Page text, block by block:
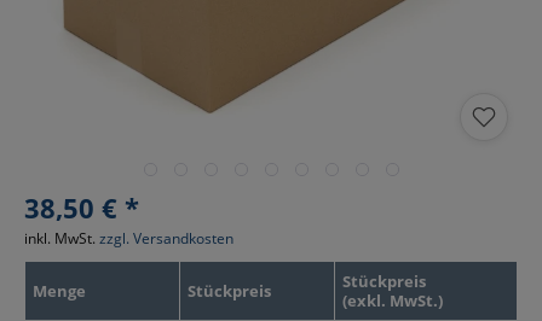
38,50 € *
Menge Stückpreis
Stückpreis
(exkl. MwSt.)
inkl. MwSt. zzgl. Versandkosten